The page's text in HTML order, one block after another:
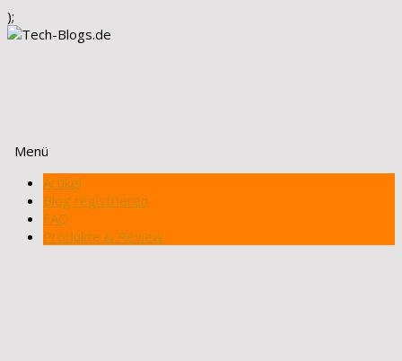
);
Menü
Zum
Inhalt
springen
Artikel
Blog registrieren
FAQ
Produkte & Review